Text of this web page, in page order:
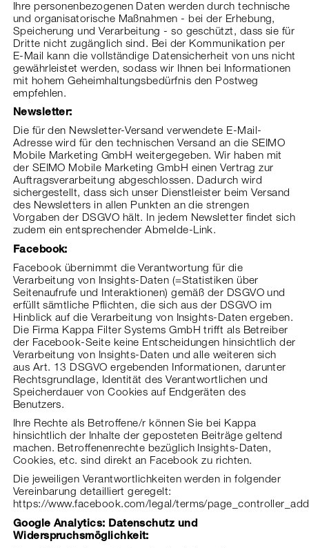
Ihre personenbezogenen Daten werden durch technische
und organisatorische Maßnahmen - bei der Erhebung,
Speicherung und Verarbeitung - so geschützt, dass sie für
Dritte nicht zugänglich sind. Bei der Kommunikation per
E-Mail kann die vollständige Datensicherheit von uns nicht
gewährleistet werden, sodass wir Ihnen bei Informationen
mit hohem Geheimhaltungsbedürfnis den Postweg
empfehlen.
Newsletter:
Die für den Newsletter-Versand verwendete E-Mail-
Adresse wird für den technischen Versand an die SEIMO
Mobile Marketing GmbH weitergegeben. Wir haben mit
der SEIMO Mobile Marketing GmbH einen Vertrag zur
Auftragsverarbeitung abgeschlossen. Dadurch wird
sichergestellt, dass sich unser Dienstleister beim Versand
des Newsletters in allen Punkten an die strengen
Vorgaben der DSGVO hält. In jedem Newsletter findet sich
zudem ein entsprechender Abmelde-Link.
Facebook:
Facebook übernimmt die Verantwortung für die
Verarbeitung von Insights-Daten (=Statistiken über
Seitenaufrufe und Interaktionen) gemäß der DSGVO und
erfüllt sämtliche Pflichten, die sich aus der DSGVO im
Hinblick auf die Verarbeitung von Insights-Daten ergeben.
Die Firma Kappa Filter Systems GmbH trifft als Betreiber
der Facebook-Seite keine Entscheidungen hinsichtlich der
Verarbeitung von Insights-Daten und alle weiteren sich
aus Art. 13 DSGVO ergebenden Informationen, darunter
Rechtsgrundlage, Identität des Verantwortlichen und
Speicherdauer von Cookies auf Endgeräten des
Benutzers.
Ihre Rechte als Betroffene/r können Sie bei Kappa
hinsichtlich der Inhalte der geposteten Beiträge geltend
machen. Betroffenenrechte bezüglich Insights-Daten,
Cookies, etc. sind direkt an Facebook zu richten.
Die jeweiligen Verantwortlichkeiten werden in folgender
Vereinbarung detailliert geregelt:
https://www.facebook.com/legal/terms/
Google Analytics: Datenschutz und
Widerspruchsmöglichkeit: